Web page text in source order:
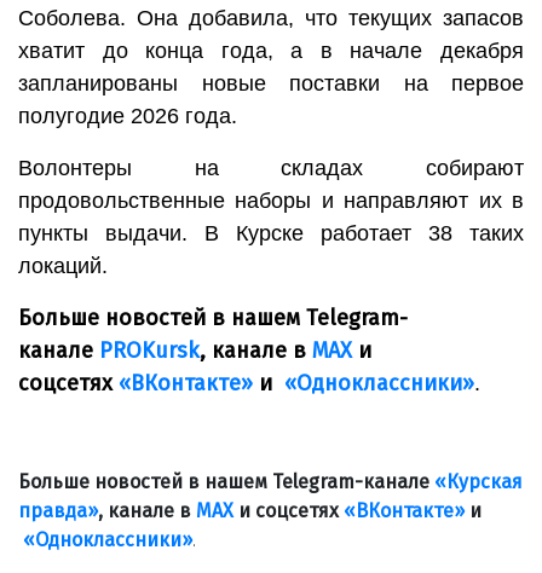
Соболева. Она добавила, что текущих запасов
хватит до конца года, а в начале декабря
запланированы новые поставки на первое
полугодие 2026 года.
Волонтеры на складах собирают
продовольственные наборы и направляют их в
пункты выдачи. В Курске работает 38 таких
локаций.
Больше новостей в нашем Telegram-
канале PROKursk, канале в МАХи
соцсетях «ВКонтакте» и «Одноклассники».
Больше новостей в нашем Telegram-канале «Курская
правда», канале в МАХи соцсетях «ВКонтакте»и
«Одноклассники».